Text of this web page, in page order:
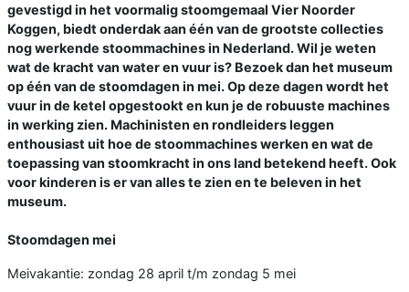
gevestigd in het voormalig stoomgemaal Vier Noorder
Koggen, biedt onderdak aan één van de grootste collecties
nog werkende stoommachines in Nederland. Wil je weten
wat de kracht van water en vuur is? Bezoek dan het museum
op één van de stoomdagen in mei. Op deze dagen wordt het
vuur in de ketel opgestookt en kun je de robuuste machines
in werking zien. Machinisten en rondleiders leggen
enthousiast uit hoe de stoommachines werken en wat de
toepassing van stoomkracht in ons land betekend heeft. Ook
voor kinderen is er van alles te zien en te beleven in het
museum.
Stoomdagen mei
Meivakantie: zondag 28 april t/m zondag 5 mei